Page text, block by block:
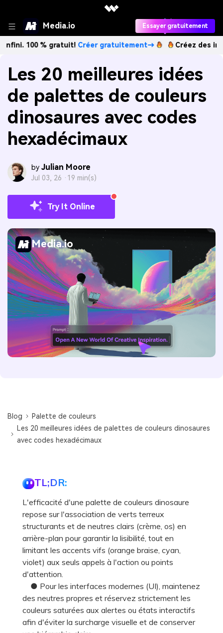
Media.io Essayer gratuitement
% gratuit!Créer gratuitement→ Créez des images IA à
Les 20 meilleures idées
de palettes de couleurs
dinosaures avec codes
hexadécimaux
by Julian Moore
Jul 03, 26 · 19 min(s)
Try It Online
Media.io
Blog
Palette de couleurs
Les 20 meilleures idées de palettes de couleurs dinosaures
avec codes hexadécimaux
TL;DR:
L'efficacité d'une palette de couleurs dinosaure
repose sur l'association de verts terreux
structurants et de neutres clairs (crème, os) en
arrière-plan pour garantir la lisibilité, tout en
limitant les accents vifs (orange braise, cyan,
violet) aux seuls appels à l'action ou points
d'attention.
● Pour les interfaces modernes (UI), maintenez
des neutres propres et réservez strictement les
couleurs saturées aux alertes ou états interactifs
afin d'éviter la surcharge visuelle et de conserver